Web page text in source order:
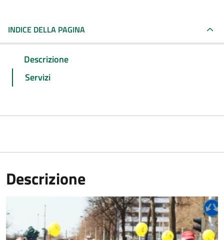
INDICE DELLA PAGINA
Descrizione
Servizi
Descrizione